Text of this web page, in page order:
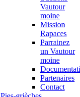
Vautour
moine
Mission
Rapaces
Parrainez
un Vautour
moine
Partenaires
Contact